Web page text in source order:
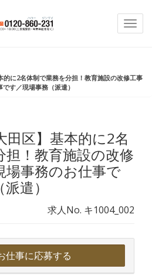
的に2名体制で業務を分担！教育施設の改修工事
す／現場事務（派遣）
田区】基本的に2名
担！教育施設の改修
場事務のお仕事で
遣）
求人No. キ1004_002
仕事に応募する